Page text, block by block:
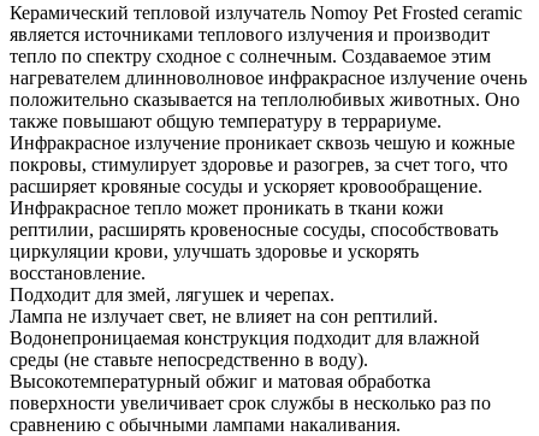
Керамический тепловой излучатель Nomoy Pet Frosted ceramic
является источниками теплового излучения и производит
тепло по спектру сходное с солнечным. Создаваемое этим
нагревателем длинноволновое инфракрасное излучение очень
положительно сказывается на теплолюбивых животных. Оно
также повышают общую температуру в террариуме.
Инфракрасное излучение проникает сквозь чешую и кожные
покровы, стимулирует здоровье и разогрев, за счет того, что
расширяет кровяные сосуды и ускоряет кровообращение.
Инфракрасное тепло может проникать в ткани кожи
рептилии, расширять кровеносные сосуды, способствовать
циркуляции крови, улучшать здоровье и ускорять
восстановление.
Подходит для змей, лягушек и черепах.
Лампа не излучает свет, не влияет на сон рептилий.
Водонепроницаемая конструкция подходит для влажной
среды (не ставьте непосредственно в воду).
Высокотемпературный обжиг и матовая обработка
поверхности увеличивает срок службы в несколько раз по
сравнению с обычными лампами накаливания.